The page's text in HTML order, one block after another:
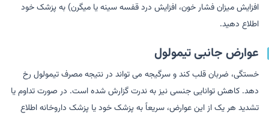
افزایش میزان فشار خون، افزایش درد قفسه سینه یا میگرن) به پزشک خود
اطلاع دهید.
عوارض جانبی تیمولول
خستگی، ضربان قلب کند و سرگیجه می تواند در نتیجه مصرف تیمولول رخ
دهد. کاهش توانایی جنسی نیز به ندرت گزارش شده است. در صورت تداوم یا
تشدید هر یک از این عوارض، سریعاً به پزشک خود یا پزشک داروخانه اطلاع